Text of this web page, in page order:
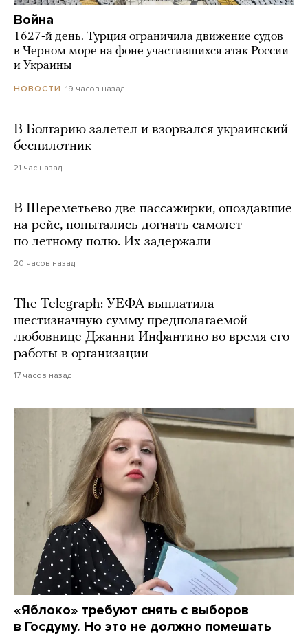
Война
1627-й день. Турция ограничила движение судов
в Черном море на фоне участившихся атак России
и Украины
НОВОСТИ 19 часов назад
В Болгарию залетел и взорвался украинский
беспилотник
21 час назад
В Шереметьево две пассажирки, опоздавшие
на рейс, попытались догнать самолет
по летному полю. Их задержали
20 часов назад
The Telegraph: УЕФА выплатила
шестизначную сумму предполагаемой
любовнице Джанни Инфантино во время его
работы в организации
17 часов назад
«Яблоко» требуют снять с выборов
в Госдуму. Но это не должно помешать